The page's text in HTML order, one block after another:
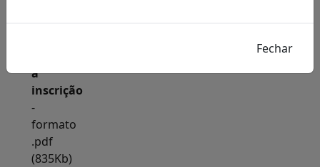
Ano
a
inscrição
-
formato
.pdf
(835Kb)